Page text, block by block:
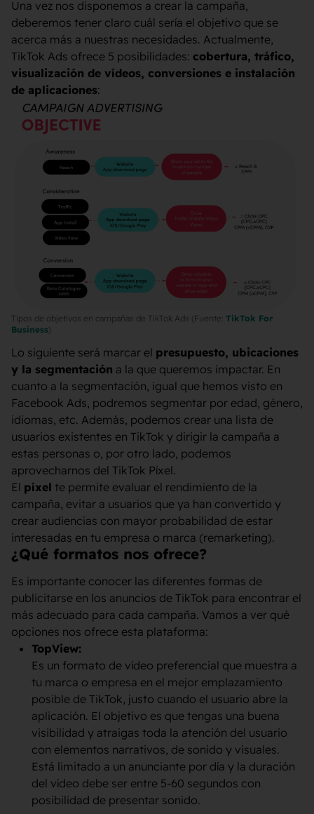
Una vez nos disponemos a crear la campaña,
deberemos tener claro cuál sería el objetivo que se
acerca más a nuestras necesidades. Actualmente,
TikTok Ads ofrece 5 posibilidades: cobertura, tráfico,
visualización de vídeos, conversiones e instalación
de aplicaciones:
Tipos de objetivos en campañas de TikTok Ads (Fuente: TikTok For
Business)
Lo siguiente será marcar el presupuesto, ubicaciones
y la segmentación a la que queremos impactar. En
cuanto a la segmentación, igual que hemos visto en
Facebook Ads, podremos segmentar por edad, género,
idiomas, etc. Además, podemos crear una lista de
usuarios existentes en TikTok y dirigir la campaña a
estas personas o, por otro lado, podemos
aprovecharnos del TikTok Píxel.
El píxel te permite evaluar el rendimiento de la
campaña, evitar a usuarios que ya han convertido y
crear audiencias con mayor probabilidad de estar
interesadas en tu empresa o marca (remarketing).
¿Qué formatos nos ofrece?
Es importante conocer las diferentes formas de
publicitarse en los anuncios de TikTok para encontrar el
más adecuado para cada campaña. Vamos a ver qué
opciones nos ofrece esta plataforma:
TopView:
Es un formato de vídeo preferencial que muestra a
tu marca o empresa en el mejor emplazamiento
posible de TikTok, justo cuando el usuario abre la
aplicación. El objetivo es que tengas una buena
visibilidad y atraigas toda la atención del usuario
con elementos narrativos, de sonido y visuales.
Está limitado a un anunciante por día y la duración
del vídeo debe ser entre 5-60 segundos con
posibilidad de presentar sonido.